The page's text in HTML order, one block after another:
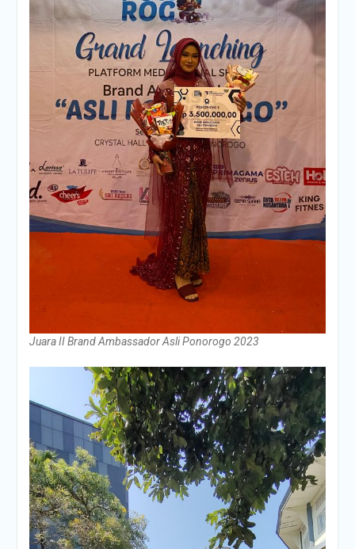
Juara II Brand Ambassador Asli Ponorogo 2023